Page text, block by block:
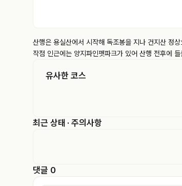
산행은 용실산에서 시작해 독조봉을 지나 건지산 정
작점 인근에는 양지파인펫파크가 있어 산행 전후에
유사한 코스
최근 상태 · 주의사항
댓글 0